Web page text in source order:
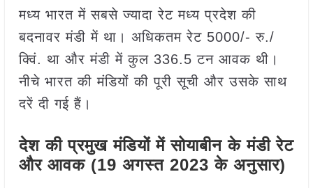
मध्य भारत में सबसे ज्यादा रेट मध्य प्रदेश की
बदनावर मंडी में था। अधिकतम रेट 5000/- रु./
क्विं. था और मंडी में कुल 336.5 टन आवक थी।
नीचे भारत की मंडियों की पूरी सूची और उसके साथ
दरें दी गई हैं।
देश की प्रमुख मंडियों में सोयाबीन के मंडी रेट
और आवक (19 अगस्त 2023 के अनुसार)